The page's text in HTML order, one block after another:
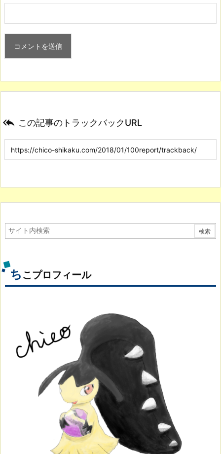
 この記事のトラックバックURL
ち こプロフィール